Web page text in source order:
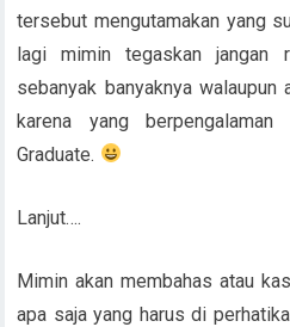
tersebut mengutamakan yang
lagi mimin tegaskan jangan
sebanyak banyaknya walaupun
karena yang
Graduate.
Lanjut….
Mimin akan membahas atau
apa saja yang harus di